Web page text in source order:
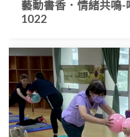
藝動書香．情緒共鳴
1022